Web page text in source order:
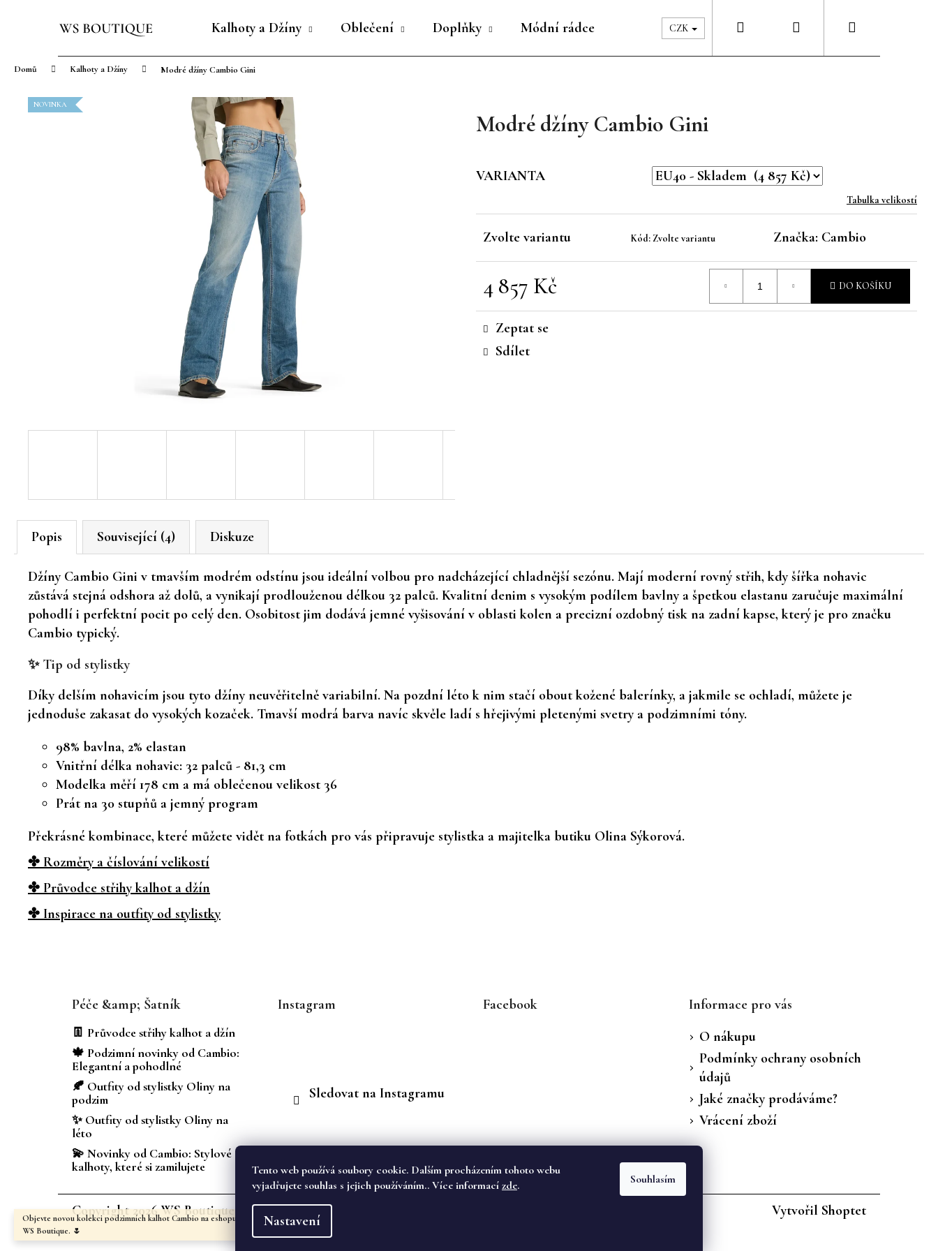
Tento web používá soubory cookie. Dalším procházením tohoto webu
vyjadřujete souhlas s jejich používáním.. Více informací zde.
Nastavení
Souhlasím
Objevte novou kolekci podzimních kalhot Cambio na eshopu i v kamenném obchodě
WS Boutique. 🌷
Kalhoty a Džíny Oblečení Doplňky Módní rádce Péče & Šatník Kontakty
CZK Přihlášení
Domů Kalhoty a Džíny Modré džíny Cambio Gini
Modré džíny Cambio Gini
VARIANTA
Tabulka velikostí
Zvolte variantu Kód: Zvolte variantu Značka: Cambio
4 857 Kč
Měrná
cena:
DO KOŠÍKU
Zeptat se
Sdílet
NOVINKA
Popis Související (4) Diskuze
Džíny Cambio Gini v tmavším modrém odstínu jsou ideální volbou pro nadcházející chladnější sezónu. Mají moderní rovný střih, kdy šířka nohavic
zůstává stejná odshora až dolů, a vynikají prodlouženou délkou 32 palců. Kvalitní denim s vysokým podílem bavlny a špetkou elastanu zaručuje maximální
pohodlí i perfektní pocit po celý den. Osobitost jim dodává jemné vyšisování v oblasti kolen a precizní ozdobný tisk na zadní kapse, který je pro značku
Cambio typický.
✨ Tip od stylistky
Díky delším nohavicím jsou tyto džíny neuvěřitelně variabilní. Na pozdní léto k nim stačí obout kožené balerínky, a jakmile se ochladí, můžete je
jednoduše zakasat do vysokých kozaček. Tmavší modrá barva navíc skvěle ladí s hřejivými pletenými svetry a podzimními tóny.
98% bavlna, 2% elastan
Vnitřní délka nohavic: 32 palců - 81,3 cm
Modelka měří 178 cm a má oblečenou velikost 36
Prát na 30 stupňů a jemný program
Překrásné kombinace, které můžete vidět na fotkách pro vás připravuje stylistka a majitelka butiku Olina Sýkorová.
✤ Rozměry a číslování velikostí
✤ Průvodce střihy kalhot a džín
✤ Inspirace na outfity od stylistky
Zpět
obchodu
Zpět
obchodu
HLEDAT
Péče &amp; Šatník
👖 Průvodce střihy kalhot a džín
🍁 Podzimní novinky od Cambio:
Elegantní a pohodlné
🍂 Outfity od stylistky Oliny na
podzim
✨ Outfity od stylistky Oliny na
léto
💫 Novinky od Cambio: Stylové
kalhoty, které si zamilujete
Instagram
Sledovat na Instagramu
Facebook
Informace pro vás
O nákupu
Podmínky ochrany osobních
údajů
Jaké značky prodáváme?
Vrácení zboží
Vytvořil Shoptet
Copyright 2026WS Boutique. Všechna práva vyhrazena.